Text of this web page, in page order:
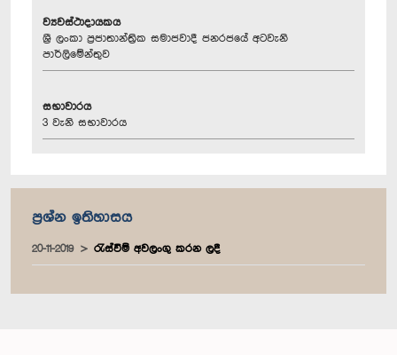
ව්‍යවස්ථාදායකය
ශ්‍රී ලංකා ප්‍රජාතාන්ත්‍රික සමාජවාදී ජනරජයේ අටවැනි
පාර්ලිමේන්තුව
සභාවාරය
3 වැනි සභාවාරය
ප්‍රශ්න ඉතිහාසය
20-11-2019 රැස්වීම් අවලංගු කරන ලදී